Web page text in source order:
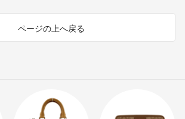
ページの上へ戻る